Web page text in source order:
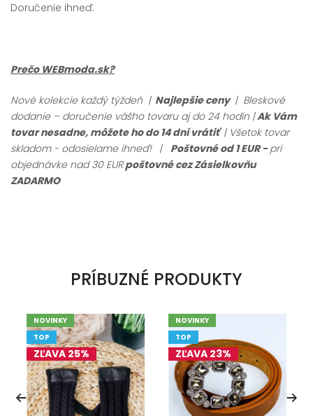
Doručenie ihneď.
Prečo WEBmoda.sk?
Nové kolekcie každý týždeň |Najlepšie ceny | Bleskové
dodanie – doručenie vášho tovaru aj do 24 hodín |Ak Vám
tovar nesadne, môžete ho do 14 dní vrátiť | Všetok tovar
skladom - odosielame ihneď! | Poštovné od 1 EUR -pri
objednávke nad 30 EURpoštovné cez Zásielkovňu
ZADARMO
PRÍBUZNÉ PRODUKTY
NOVINKY
TOP
ZĽAVA 25%
NOVINKY
TOP
ZĽAVA 23%